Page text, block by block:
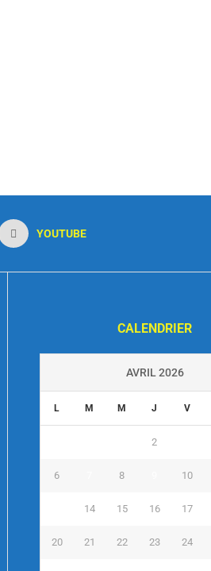
YOUTUBE
CALENDRIER
AVRIL 2026
L M M J V
2
6 8 10
14 15 16 17
20 21 22 23 24